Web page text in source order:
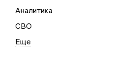
Аналитика
СВО